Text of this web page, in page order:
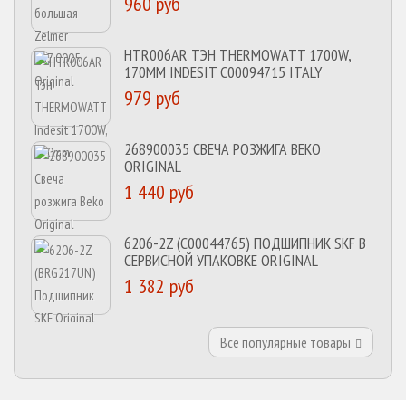
HTR006AR ТЭН THERMOWATT 1700W,
170MM INDESIT C00094715 ITALY
979 руб
268900035 СВЕЧА РОЗЖИГА BEKO
ORIGINAL
1 440 руб
6206-2Z (C00044765) ПОДШИПНИК SKF В
СЕРВИСНОЙ УПАКОВКЕ ORIGINAL
1 382 руб
Все популярные товары